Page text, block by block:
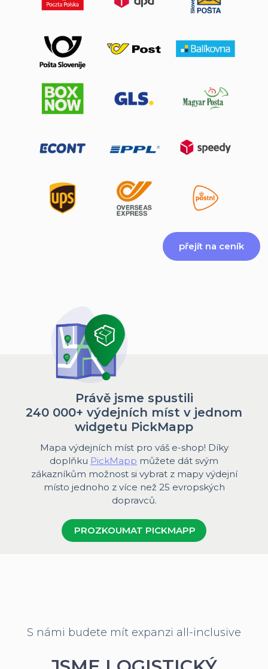
přejít na ceník
Právě jsme spustili
240 000+ výdejních míst v jednom
widgetu PickMapp
Mapa výdejních míst pro váš e-shop! Díky
doplňku PickMapp můžete dát svým
zákazníkům možnost si vybrat z mapy výdejní
místo jednoho z více než 25 evropských
dopravců.
PROZKOUMAT PICKMAPP
S námi budete mít expanzi all-inclusive